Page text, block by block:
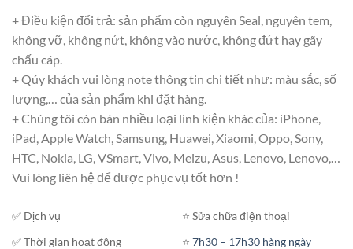
+ Điều kiện đổi trả: sản phẩm còn nguyên Seal, nguyên tem,
không vỡ, không nứt, không vào nước, không đứt hay gãy
chấu cáp.
+ Qúy khách vui lòng note thông tin chi tiết như: màu sắc, số
lượng,… của sản phẩm khi đặt hàng.
+ Chúng tôi còn bán nhiều loại linh kiện khác của: iPhone,
iPad, Apple Watch, Samsung, Huawei, Xiaomi, Oppo, Sony,
HTC, Nokia, LG, VSmart, Vivo, Meizu, Asus, Lenovo, Lenovo,…
Vui lòng liên hệ để được phục vụ tốt hơn !
✅ Dịch vụ
⭐️ Sửa chữa điện thoại
✅ Thời gian hoạt động
⭐️7h30 – 17h30 hàng ngày